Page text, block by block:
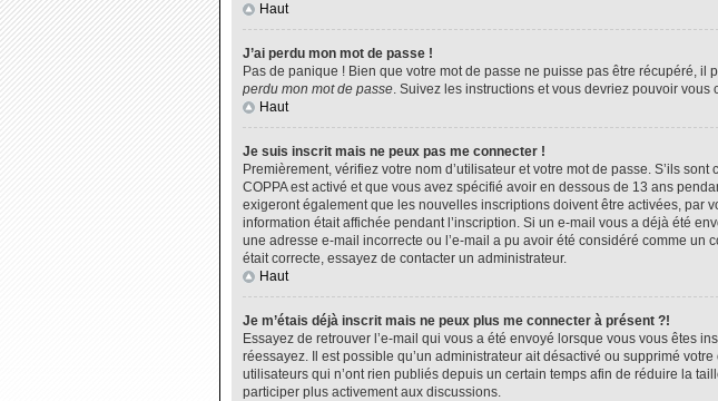
Haut
J’ai perdu mon mot de passe !
Pas de panique ! Bien que votre mot de passe ne puisse pas être récupéré,
perdu mon mot de passe. Suivez les instructions et vous devriez pouvoir vous
Haut
Je suis inscrit mais ne peux pas me connecter !
Premièrement, vérifiez votre nom d’utilisateur et votre mot de passe. S’ils
COPPA est activé et que vous avez spécifié avoir en dessous de 13 ans
exigeront également que les nouvelles inscriptions doivent être activées, par
information était affichée pendant l’inscription. Si un e-mail vous a déjà été
une adresse e-mail incorrecte ou l’e-mail a pu avoir été considéré comme
était correcte, essayez de contacter un administrateur.
Haut
Je m’étais déjà inscrit mais ne peux plus me connecter à présent ?!
Essayez de retrouver l’e-mail qui vous a été envoyé lorsque vous vous êtes
réessayez. Il est possible qu’un administrateur ait désactivé ou supprimé
utilisateurs qui n’ont rien publiés depuis un certain temps afin de réduire la
participer plus activement aux discussions.